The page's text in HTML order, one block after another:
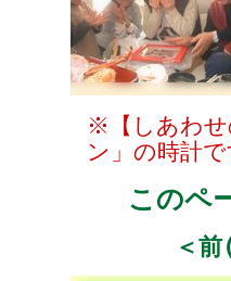
※【しあわせ
ン」の時計で
このペ
＜前